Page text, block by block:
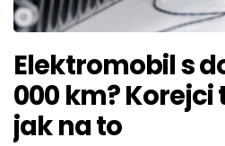
Elektromobil s
000 km? Korejci
jak na to